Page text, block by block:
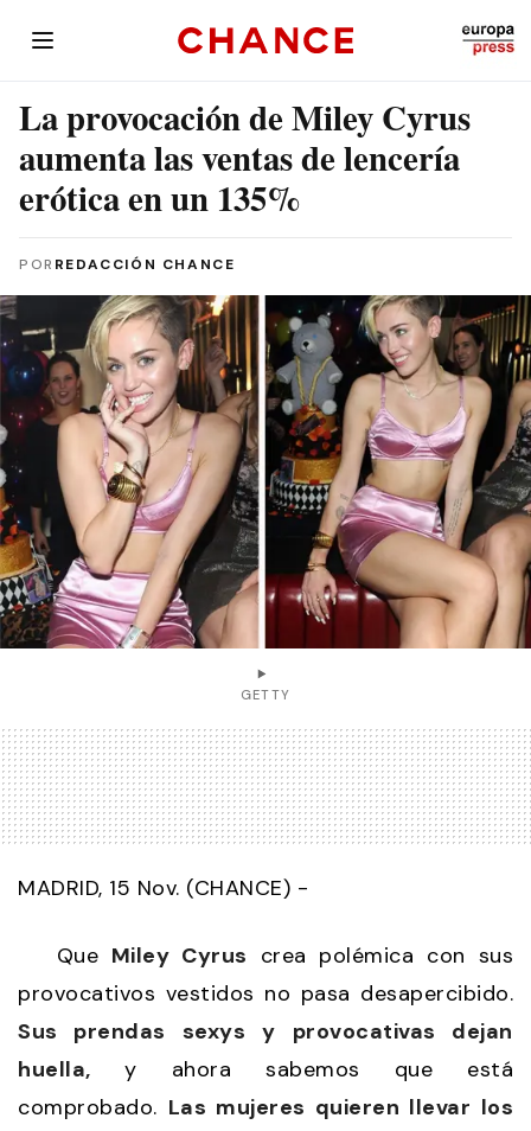
La provocación de Miley Cyrus
aumenta las ventas de lencería
erótica en un 135%
POR REDACCIÓN CHANCE
GETTY
MADRID, 15 Nov. (CHANCE) -
Que Miley Cyrus crea polémica con sus
provocativos vestidos no pasa desapercibido.
Sus prendas sexys y provocativas dejan
huella, y ahora sabemos que está
comprobado. Las mujeres quieren llevar los